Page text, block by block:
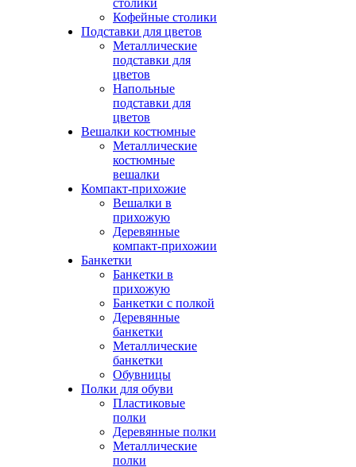
столики
Кофейные столики
Подставки для цветов
Металлические
подставки для
цветов
Напольные
подставки для
цветов
Вешалки костюмные
Металлические
костюмные
вешалки
Компакт-прихожие
Вешалки в
прихожую
Деревянные
компакт-прихожии
Банкетки
Банкетки в
прихожую
Банкетки с полкой
Деревянные
банкетки
Металлические
банкетки
Обувницы
Полки для обуви
Пластиковые
полки
Деревянные полки
Металлические
полки